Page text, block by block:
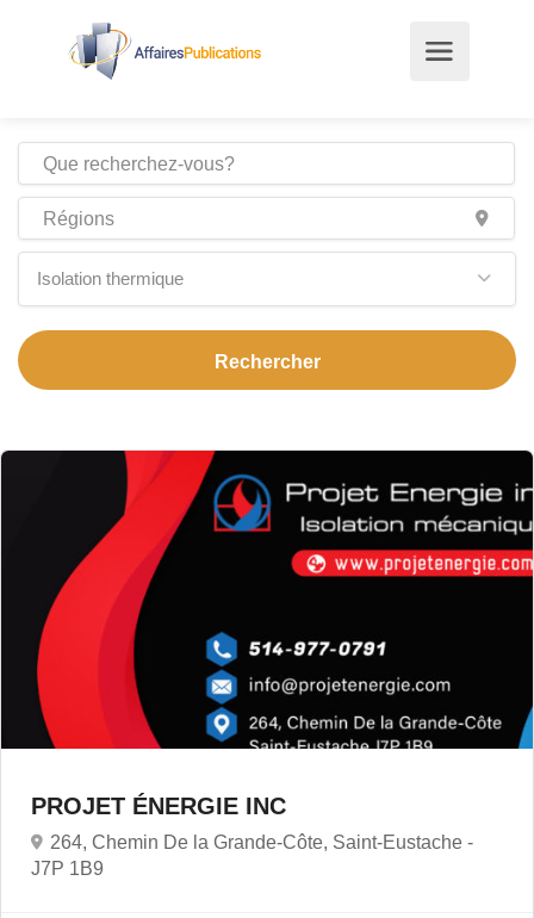
Isolation thermique
PROJET ÉNERGIE INC
264, Chemin De la Grande-Côte, Saint-Eustache -
J7P 1B9